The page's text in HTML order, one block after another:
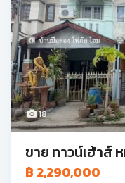
18
ขาย ทาวน์เฮ้าส์
฿ 2,290,000